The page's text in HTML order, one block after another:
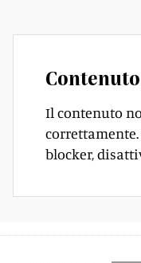
Il contenuto
blocker,